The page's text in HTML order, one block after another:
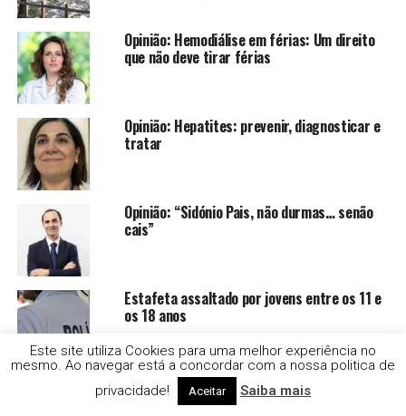
Opinião: Hemodiálise em férias: Um direito
que não deve tirar férias
Opinião: Hepatites: prevenir, diagnosticar e
tratar
Opinião: “Sidónio Pais, não durmas… senão
cais”
Estafeta assaltado por jovens entre os 11 e
os 18 anos
Droga e alcool no Festival Músicas do Mundo,
em Sines
Este site utiliza Cookies para uma melhor experiência no
mesmo. Ao navegar está a concordar com a nossa politica de
privacidade!
Aceitar Saiba mais